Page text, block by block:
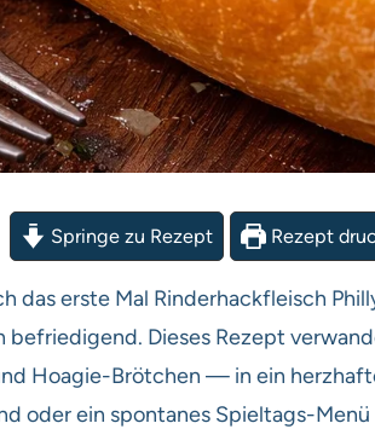
Springe zu Rezept Rezept
das erste Mal Rinderhackfleisch
befriedigend. Dieses Rezept
Hoagie-Brötchen — in ein
oder ein spontanes Spieltags-Menü